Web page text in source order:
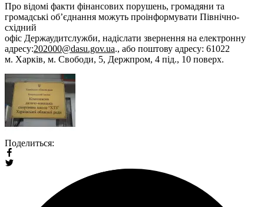
Про відомі факти фінансових порушень, громадяни та
громадські об’єднання можуть проінформувати Північно-
східний
офіс Держаудитслужби, надіслати звернення на електронну
адресу:202000@dasu.gov.ua., або поштову адресу: 61022
м. Харків, м. Свободи, 5, Держпром, 4 під., 10 поверх.
Поделиться: